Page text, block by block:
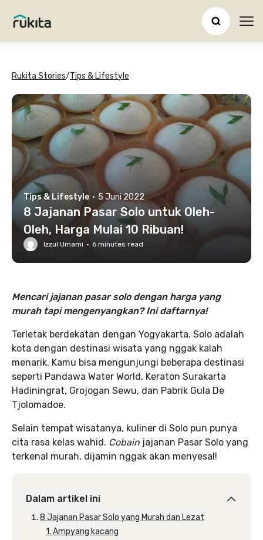
Rukita Stories/Tips & Lifestyle
Tips & Lifestyle · 5 Juni 2022
8 Jajanan Pasar Solo untuk Oleh-
Oleh, Harga Mulai 10 Ribuan!
Izzul Umami · 6 minutes read
Mencari jajanan pasar solo dengan harga yang
murah tapi mengenyangkan? Ini daftarnya!
Terletak berdekatan dengan Yogyakarta, Solo adalah
kota dengan destinasi wisata yang nggak kalah
menarik. Kamu bisa mengunjungi beberapa destinasi
seperti Pandawa Water World, Keraton Surakarta
Hadiningrat, Grojogan Sewu, dan Pabrik Gula De
Tjolomadoe.
Selain tempat wisatanya, kuliner di Solo pun punya
cita rasa kelas wahid. Cobain jajanan Pasar Solo yang
terkenal murah, dijamin nggak akan menyesal!
Dalam artikel ini
8 Jajanan Pasar Solo yang Murah dan Lezat
1. Ampyang kacang